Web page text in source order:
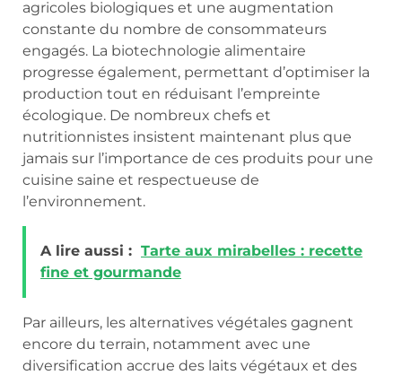
agricoles biologiques et une augmentation
constante du nombre de consommateurs
engagés. La biotechnologie alimentaire
progresse également, permettant d’optimiser la
production tout en réduisant l’empreinte
écologique. De nombreux chefs et
nutritionnistes insistent maintenant plus que
jamais sur l’importance de ces produits pour une
cuisine saine et respectueuse de
l’environnement.
A lire aussi : Tarte aux mirabelles : recette
fine et gourmande
Par ailleurs, les alternatives végétales gagnent
encore du terrain, notamment avec une
diversification accrue des laits végétaux et des